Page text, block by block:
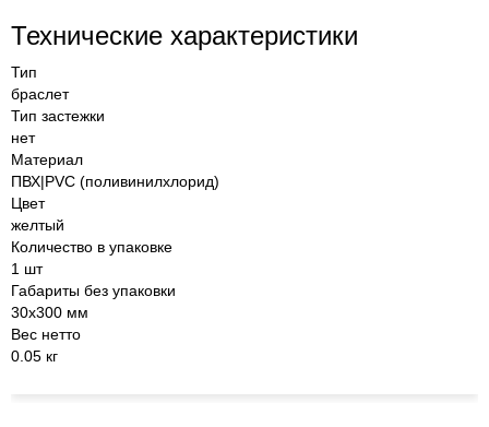
Технические характеристики
Тип
браслет
Тип застежки
нет
Материал
ПВХ|PVC (поливинилхлорид)
Цвет
желтый
Количество в упаковке
1 шт
Габариты без упаковки
30х300 мм
Вес нетто
0.05 кг